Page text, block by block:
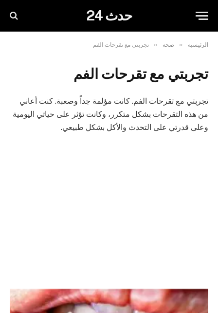
حدث 24
الرئيسية » صحة » تجربتي مع تقرحات الفم
تجربتي مع تقرحات الفم
تجربتي مع تقرحات الفم. كانت مؤلمة جداً وصعبة. كنت أعاني
من هذه التقرحات بشكل متكرر، وكانت تؤثر على حياتي اليومية
وعلى قدرتي على التحدث والأكل بشكل طبيعي.